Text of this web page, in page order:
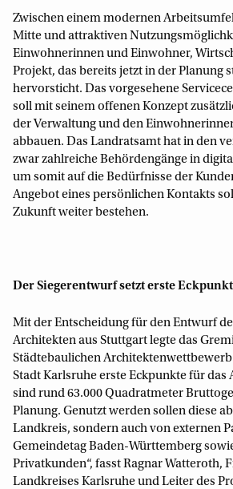
Zwischen einem modernen
Mitte und attraktiven
Einwohnerinnen und Einwohner,
Projekt, das bereits jetzt in der Planung
hervorsticht. Das vorgesehene
soll mit seinem offenen Konzept
der Verwaltung und den
abbauen. Das Landratsamt hat in den
zwar zahlreiche Behördengänge in
um somit auf die Bedürfnisse der
Angebot eines persönlichen Kontakts
Zukunft weiter bestehen.
Der Siegerentwurf setzt erste
Mit der Entscheidung für den Entwurf
Architekten aus Stuttgart legte das
Städtebaulichen
Stadt Karlsruhe erste Eckpunkte für das
sind rund 63.000 Quadratmeter
Planung. Genutzt werden sollen diese
Landkreis, sondern auch von externen
Gemeindetag Baden-Württemberg
Privatkunden“, fasst Ragnar Watteroth,
Landkreises Karlsruhe und Leiter des